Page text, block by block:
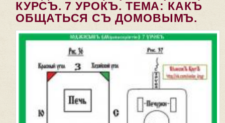
КУРСЪ. 7 УРОКЪ. ТЕМА: КАКЪ
ОБЩАТЬСЯ СЪ ДОМОВЫМЪ.